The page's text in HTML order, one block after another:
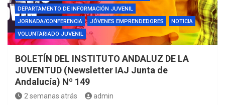
DEPARTAMENTO DE INFORMACIÓN JUVENIL
JORNADA/CONFERENCIA
JÓVENES EMPRENDEDORES
NOTICIA
VOLUNTARIADO JUVENIL
BOLETÍN DEL INSTITUTO ANDALUZ DE LA
JUVENTUD (Newsletter IAJ Junta de
Andalucía) Nº 149
2 semanas atrás admin